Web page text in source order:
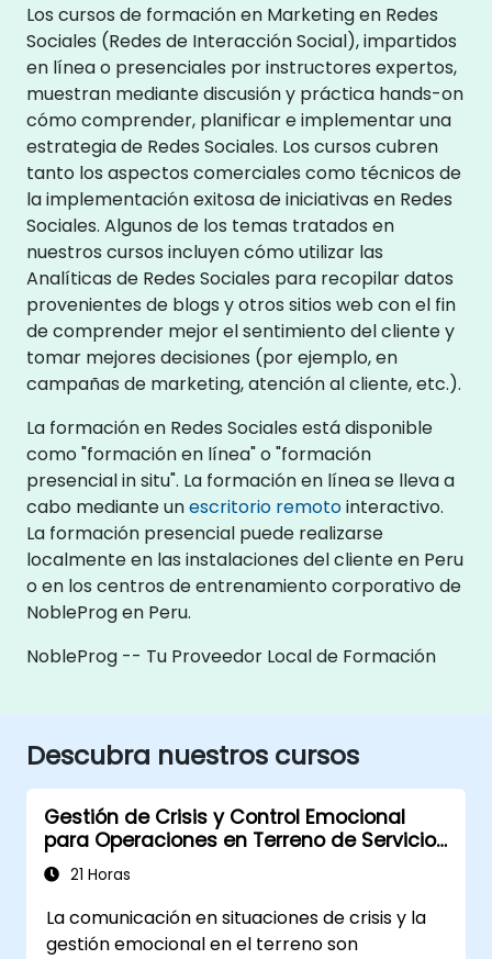
Los cursos de formación en Marketing en Redes
Sociales (Redes de Interacción Social), impartidos
en línea o presenciales por instructores expertos,
muestran mediante discusión y práctica hands-on
cómo comprender, planificar e implementar una
estrategia de Redes Sociales. Los cursos cubren
tanto los aspectos comerciales como técnicos de
la implementación exitosa de iniciativas en Redes
Sociales. Algunos de los temas tratados en
nuestros cursos incluyen cómo utilizar las
Analíticas de Redes Sociales para recopilar datos
provenientes de blogs y otros sitios web con el fin
de comprender mejor el sentimiento del cliente y
tomar mejores decisiones (por ejemplo, en
campañas de marketing, atención al cliente, etc.).
La formación en Redes Sociales está disponible
como "formación en línea" o "formación
presencial in situ". La formación en línea se lleva a
cabo mediante unescritorio remotointeractivo.
La formación presencial puede realizarse
localmente en las instalaciones del cliente en Peru
o en los centros de entrenamiento corporativo de
NobleProg en Peru.
NobleProg -- Tu Proveedor Local de Formación
Descubra nuestros cursos
Gestión de Crisis y Control Emocional
para Operaciones en Terreno de Servicios
Públicos
21 Horas
La comunicación en situaciones de crisis y la
gestión emocional en el terreno son